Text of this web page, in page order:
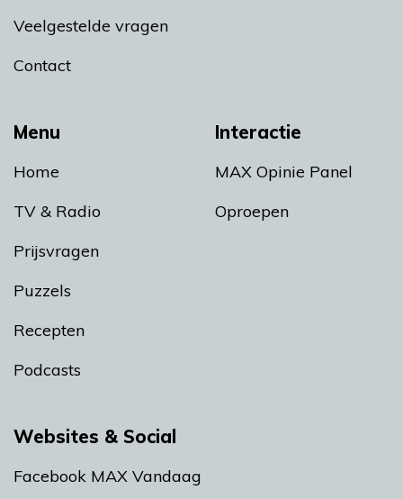
Menu
Home
TV & Radio
Prijsvragen
Puzzels
Recepten
Podcasts
Interactie
MAX Opinie Panel
Oproepen
Veelgestelde vragen
Contact
Websites & Social
Facebook MAX Vandaag